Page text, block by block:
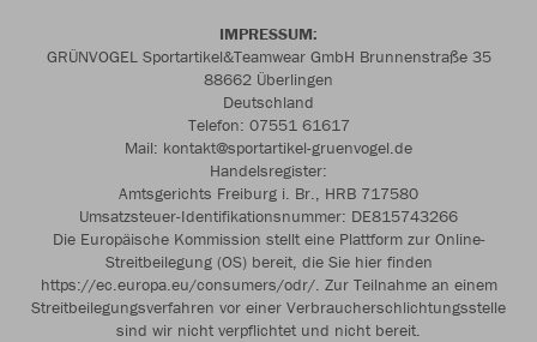
IMPRESSUM:
GRÜNVOGEL Sportartikel&Teamwear GmbH Brunnenstraße 35
88662 Überlingen
Deutschland
Telefon: 07551 61617
Mail: kontakt@sportartikel-gruenvogel.de
Handelsregister:
Amtsgerichts Freiburg i. Br., HRB 717580
Umsatzsteuer-Identifikationsnummer: DE815743266
Die Europäische Kommission stellt eine Plattform zur Online-
Streitbeilegung (OS) bereit, die Sie hier finden
https://ec.europa.eu/consumers/odr/. Zur Teilnahme an einem
Streitbeilegungsverfahren vor einer Verbraucherschlichtungsstelle
sind wir nicht verpflichtet und nicht bereit.